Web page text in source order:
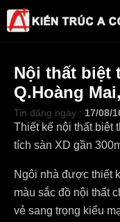
Nội thất biệt
Q.Hoàng
Tin đăng ngày : 17/08/
Thiết kế nội thất biệt
tích sàn XD gần
Ngôi nhà được thiết
màu sắc đồ nội thất
vẻ sang trọng kiểu